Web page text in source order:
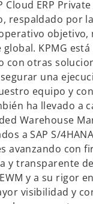
v
a
Cloud ERP
respaldado por
global. KPMG
con otras
una
equipo y
ha llevado a
Warehouse
a SAP S/
avanzando con
y transparente
y a su rigor
visibilidad y